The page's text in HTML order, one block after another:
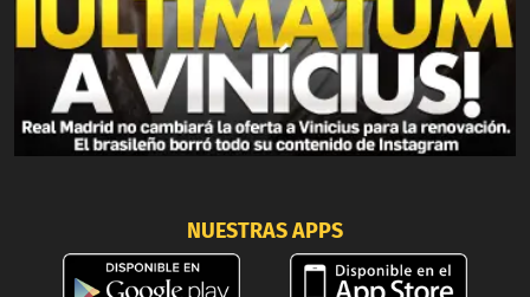
NUESTRAS APPS